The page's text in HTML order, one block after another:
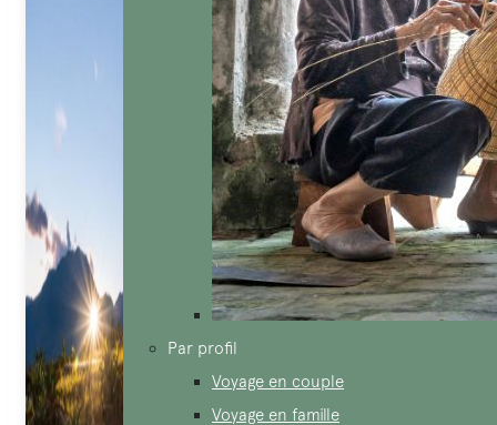
Par profil
Voyage en couple
Voyage en famille